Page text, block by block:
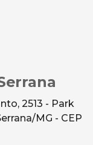
2513 - Park
MG - CEP